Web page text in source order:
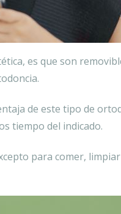
es que son
de este tipo de
tiempo del indicado.
para comer,